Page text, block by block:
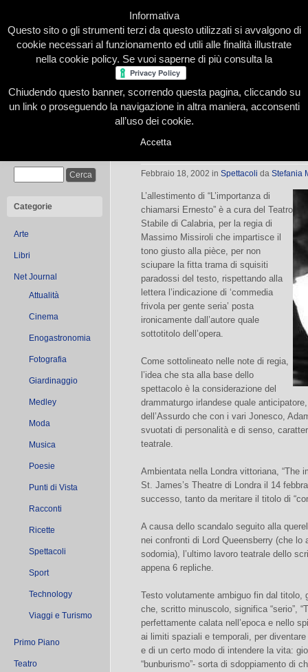
Home Presentazione Redazione Le nostre firme
Categorie
Arte
Libri
Net Journal
Attualità
Cinema
Enogastronomia
Fotografia
Giardinaggio
Medley
Moda
Musica
Poesie
Punti di Vista
Racconti
Ricette
Spettacoli
Sport
Technology
Viaggi e Turismo
Primo Piano
Teatro
L’importanza di chiamarsi Wilde
Febbraio 18, 2002 in Spettacoli da Stefania
L’allestimento di “L’importanza di
chiamarsi Ernesto” è a cura del Teatro
Stabile di Calabria, per la regia di
Massimo Missiroli che impartisce il
tono giusto alla pièce, per non
sciupare la fitta trama di squisiti
paradossi del testo, rispettando alla
lettera l’indicazione di ‘commedia
frivola per gente seria’ posta
ironicamente dall’autore quale
sottotitolo dell’opera.
Come sottolineato nelle note di regia,
l’idea che sta alla base dello
spettacolo è la considerazione del
drammaturgo irlandese quale
dell’Assurdo che con i vari Jonesco,
svuotati di personalità e di senso,
teatrale.
Ambientata nella Londra vittoriana, “The
St. James’s Theatre di Londra il 14
successo, tanto da meritare il titolo di
A causa dello scandalo seguito alla
nei confronti di Lord Queensberry (che
sodomia), l’ultimo lavoro teatrale dello
appena 6 repliche.
Testo volutamente ambiguo fin dal titolo,
che, scritto minuscolo, significa “serio”,
perfettamente calata nell’epoca e nello
ai limiti spaziali e temporali, per
e di un certo modo di intendere la vita:
“bunburismo”- sorta di sdoppiamento di
Informativa
Questo sito o gli strumenti terzi da questo utilizzati si avvalgono di
cookie necessari al funzionamento ed utili alle finalità illustrate
nella cookie policy. Se vuoi saperne di più consulta la
Chiudendo questo banner, scorrendo questa pagina, cliccando su
un link o proseguendo la navigazione in altra maniera, acconsenti
all’uso dei cookie.
Accetta